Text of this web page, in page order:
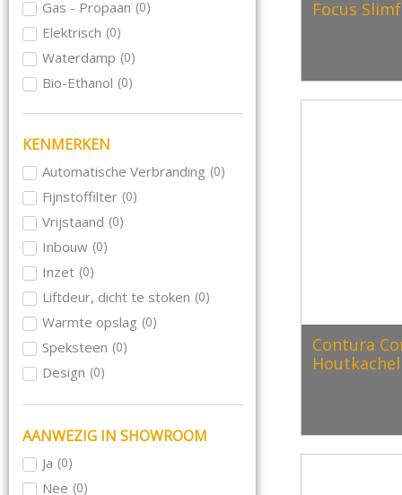
Meteor (0)
Morso (0)
Nordpeis (0
Rika (0)
Schmid (0)
Skantherm
Wanders (0)
Wiking (0)
Le Feu (0)
Blaze Harmony
Gas - Propaan (0)
Elektrisch (0)
Waterdamp (0)
Bio-Ethanol (0)
KENMERKEN
Automatische Verbranding (0)
Fijnstoffilter (0)
Vrijstaand (0)
Inbouw (0)
Inzet (0)
Liftdeur, dicht te stoken (0)
Warmte opslag (0)
Speksteen (0)
Design (0)
Rond (0 )
Draaibaar
AANWEZIG IN SHOWROOM
Ja (0)
Nee (0)
Focus
Contura
Houtkachel